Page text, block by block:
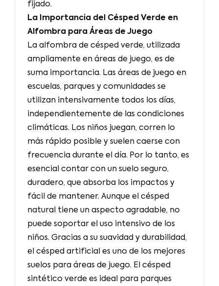
fijado.
La Importancia del Césped Verde en
Alfombra para Áreas de Juego
La alfombra de césped verde, utilizada
ampliamente en áreas de juego, es de
suma importancia. Las áreas de juego en
escuelas, parques y comunidades se
utilizan intensivamente todos los días,
independientemente de las condiciones
climáticas. Los niños juegan, corren lo
más rápido posible y suelen caerse con
frecuencia durante el día. Por lo tanto, es
esencial contar con un suelo seguro,
duradero, que absorba los impactos y
fácil de mantener. Aunque el césped
natural tiene un aspecto agradable, no
puede soportar el uso intensivo de los
niños. Gracias a su suavidad y durabilidad,
el césped artificial es uno de los mejores
suelos para áreas de juego. El césped
sintético verde es ideal para parques